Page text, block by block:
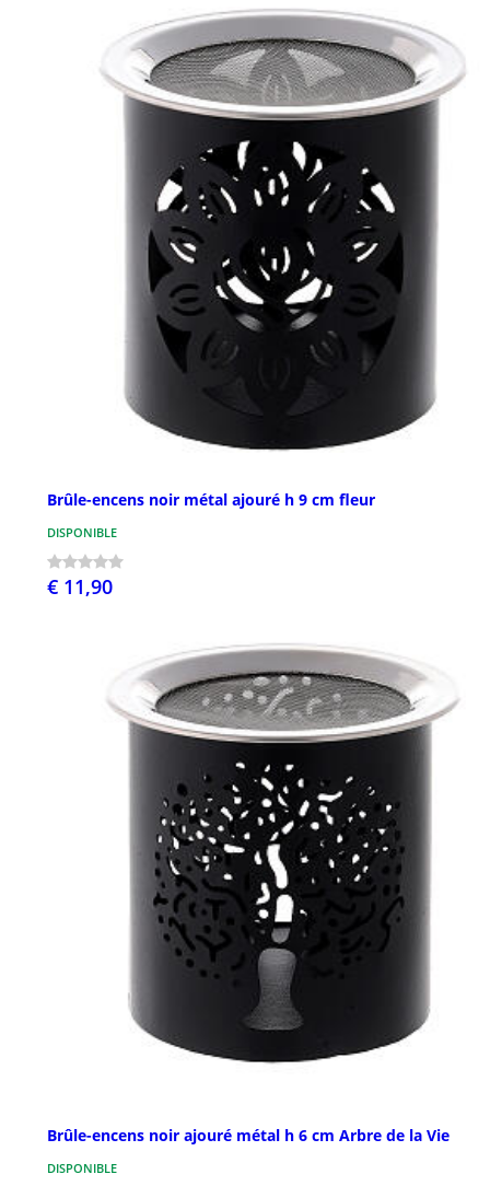
Brûle-encens noir métal ajouré h 9 cm fleur
DISPONIBLE
€ 11,90
Brûle-encens noir ajouré métal h 6 cm Arbre de la Vie
DISPONIBLE